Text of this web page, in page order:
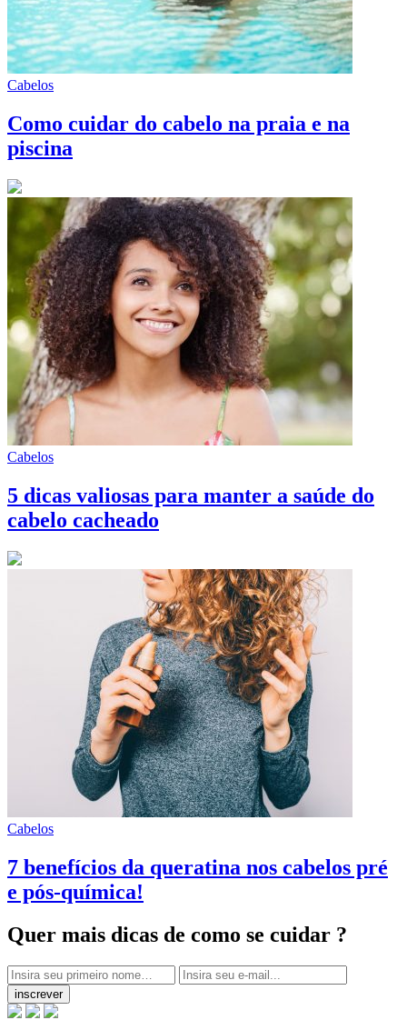
Cabelos
Como cuidar do cabelo na praia e na
piscina
Cabelos
5 dicas valiosas para manter a saúde do
cabelo cacheado
Cabelos
7 benefícios da queratina nos cabelos pré
e pós-química!
Quer mais dicas de como se cuidar ?
inscrever